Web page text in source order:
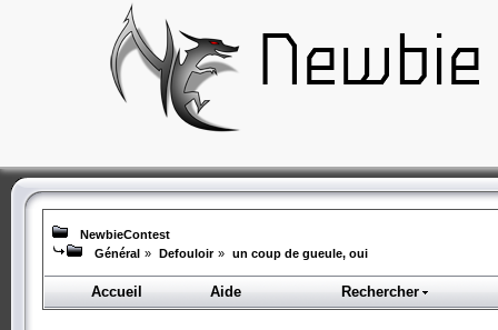
NewbieContest
Général » Defouloir » un coup de gueule, oui
Accueil Aide Rechercher